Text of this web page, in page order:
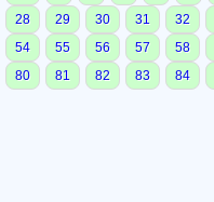
28
29 30 31 32
54
55 56 57 58
80
81 82 83 84